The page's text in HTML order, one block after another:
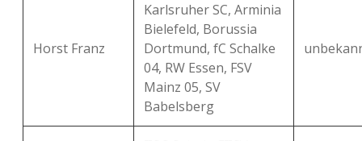
Horst Franz
Karlsruher SC, Arminia
Bielefeld, Borussia
Dortmund, fC Schalke
04, RW Essen, FSV
Mainz 05, SV
Babelsberg